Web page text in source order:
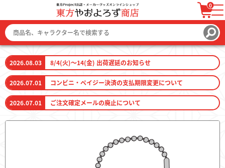
0
ログイン / 会員登録 カートを見る
ファッション
2026.08.03 8/4(火)～14(金) 出荷遅延のお知らせ
2026.07.01 コンビニ・ペイジー決済の支払期限変更について
2026.07.01 ご注文確定メールの廃止について